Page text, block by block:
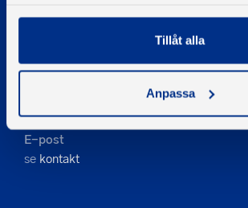
Tillåt alla
Anpassa
08-545 859 60
E-post
se kontakt